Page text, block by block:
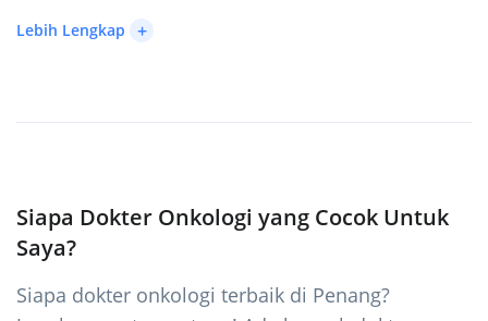
Lebih Lengkap +
Siapa Dokter Onkologi yang Cocok Untuk
Saya?
Siapa dokter onkologi terbaik di Penang?